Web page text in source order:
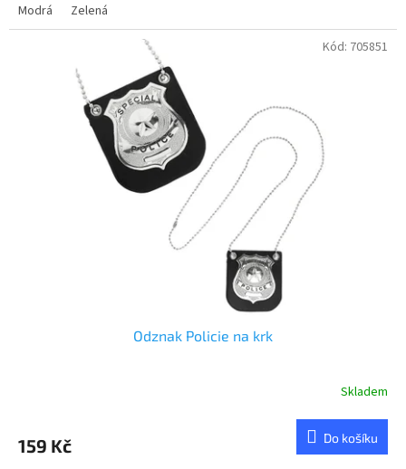
Modrá
Zelená
Odznak Policie na krk
Skladem
159 Kč Do košíku
Kód: 705851